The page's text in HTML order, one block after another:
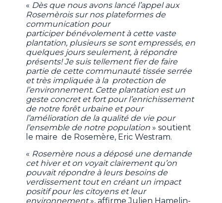
« Dès que nous avons lancé l’appel aux
Rosemèrois sur nos plateformes de
communication pour
participer bénévolement à cette vaste
plantation, plusieurs se sont empressés, en
quelques jours seulement, à répondre
présents! Je suis tellement fier de faire
partie de cette communauté tissée serrée
et très impliquée à la protection de
l’environnement. Cette plantation est un
geste concret et fort pour l’enrichissement
de notre forêt urbaine et pour
l’amélioration de la qualité de vie pour
l’ensemble de notre population» soutient
le maire de Rosemère, Eric Westram.
« Rosemère nous a déposé une demande
cet hiver et on voyait clairement qu’on
pouvait répondre à leurs besoins de
verdissement tout en créant un impact
positif pour les citoyens et leur
environnement», affirme Julien Hamelin-